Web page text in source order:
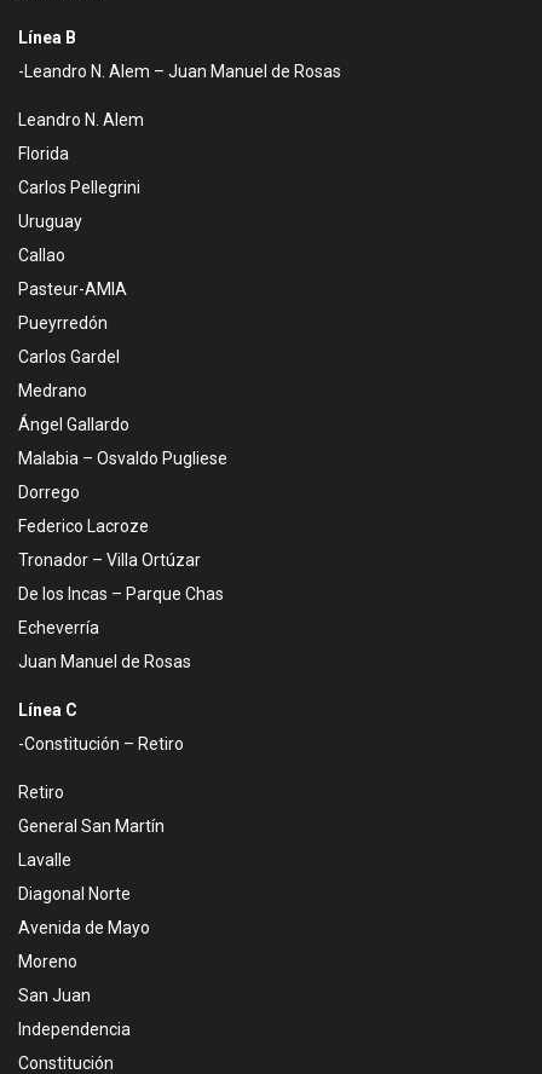
Línea B
-Leandro N. Alem – Juan Manuel de Rosas
Leandro N. Alem
Florida
Carlos Pellegrini
Uruguay
Callao
Pasteur-AMIA
Pueyrredón
Carlos Gardel
Medrano
Ángel Gallardo
Malabia – Osvaldo Pugliese
Dorrego
Federico Lacroze
Tronador – Villa Ortúzar
De los Incas – Parque Chas
Echeverría
Juan Manuel de Rosas
Línea C
-Constitución – Retiro
Retiro
General San Martín
Lavalle
Diagonal Norte
Avenida de Mayo
Moreno
San Juan
Independencia
Constitución